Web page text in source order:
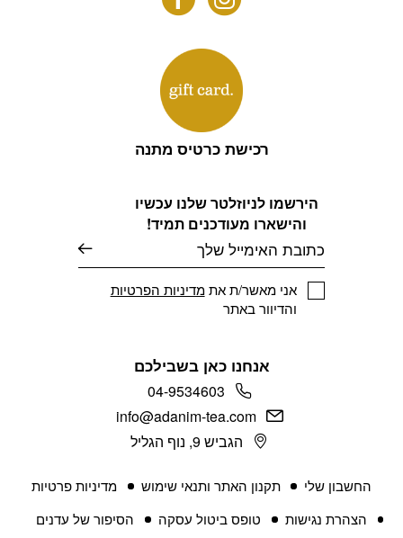
הירשמו לניוזלטר שלנו עכשיו
והישארו מעודכנים תמיד!
אני מאשר/ת אתמדיניות הפרטיות
והדיוור באתר
החשבון שלי תקנון האתר ותנאי שימוש
מדיניות פרטיות
הצהרת נגישות
טופס ביטול עסקה הסיפור של עדנים
אנחנו כאן בשבילכם
04-9534603
info@adanim-tea.com
הגביש 9, נוף הגליל
רכישת כרטיס מתנה